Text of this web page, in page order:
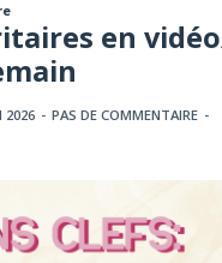
en
2026 - PAS DE COMMENTAIRE -